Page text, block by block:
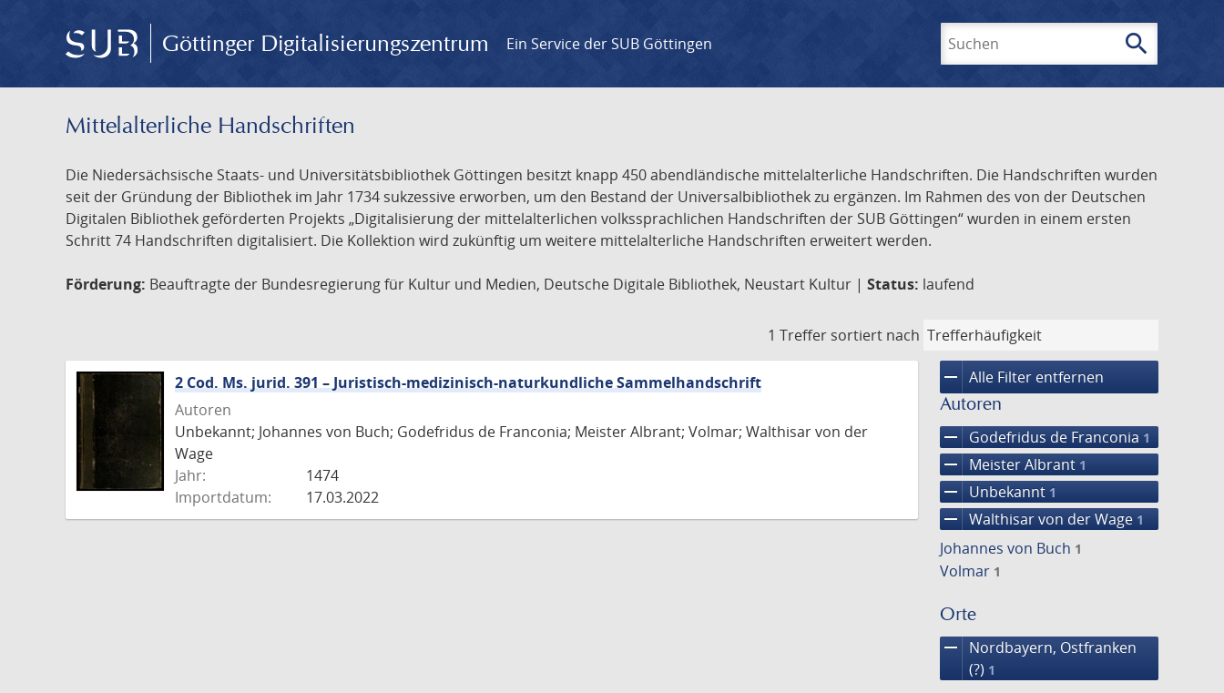
Göttinger Digitalisierungszentrum Ein Service der SUB Göttingen search
Mittelalterliche Handschriften
Die Niedersächsische Staats- und Universitätsbibliothek Göttingen besitzt knapp 450 abendländische mittelalterliche Handschriften. Die Handschriften wurden
seit der Gründung der Bibliothek im Jahr 1734 sukzessive erworben, um den Bestand der Universalbibliothek zu ergänzen. Im Rahmen des von der Deutschen
Digitalen Bibliothek geförderten Projekts „Digitalisierung der mittelalterlichen volkssprachlichen Handschriften der SUB Göttingen“ wurden in einem ersten
Schritt 74 Handschriften digitalisiert. Die Kollektion wird zukünftig um weitere mittelalterliche Handschriften erweitert werden.
Förderung: Beauftragte der Bundesregierung für Kultur und Medien, Deutsche Digitale Bibliothek, Neustart Kultur | Status: laufend
1 Treffer sortiert nach
remove Alle Filter entfernen
Autoren
remove Godefridus de Franconia 1
remove Meister Albrant 1
remove Unbekannt 1
remove Walthisar von der Wage 1
Johannes von Buch 1
Volmar 1
Orte
remove
Nordbayern, Ostfranken
(?) 1
2 Cod. Ms. jurid. 391 – Juristisch-medizinisch-naturkundliche Sammelhandschrift
Autoren
Unbekannt; Johannes von Buch; Godefridus de Franconia; Meister Albrant; Volmar; Walthisar von der
Wage
Jahr:
1474
Importdatum:
17.03.2022